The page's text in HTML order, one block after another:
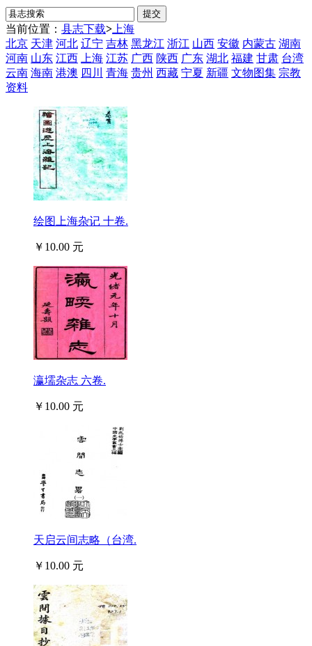
当前位置： 县志下载> 上海
北京 天津 河北 辽宁 吉林 黑龙江 浙江 山西 安徽 内蒙古 湖南
河南 山东 江西 上海 江苏 广西 陕西 广东 湖北 福建 甘肃 台湾
云南 海南 港澳 四川 青海 贵州 西藏 宁夏 新疆 文物图集 宗教
资料
绘图上海杂记 十卷.
￥10.00 元
瀛壖杂志 六卷.
￥10.00 元
天启云间志略（台湾.
￥10.00 元